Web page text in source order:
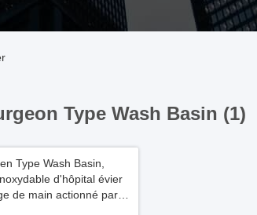
Type Wash Basin (1)
Type Wash Basin,
d'hôpital évier
de main actionné par